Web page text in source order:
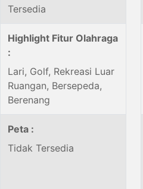
Tersedia
Highlight Fitur Olahraga
:
Lari, Golf, Rekreasi Luar
Ruangan, Bersepeda,
Berenang
Peta :
Tidak Tersedia